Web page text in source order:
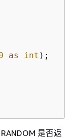
as int );
是否返